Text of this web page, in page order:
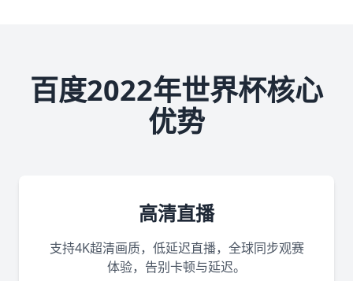
百度2022年世界杯核心
优势
高清直播
支持4K超清画质，低延迟直播，全球同步观赛
体验，告别卡顿与延迟。